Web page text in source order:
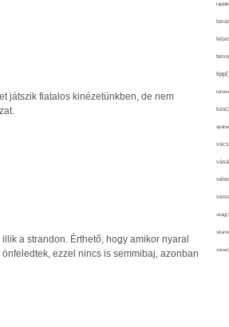
játszik fiatalos kinézetünkben, de nem
a strandon. Érthető, hogy amikor nyaral
ezzel nincs is semmibaj, azonban